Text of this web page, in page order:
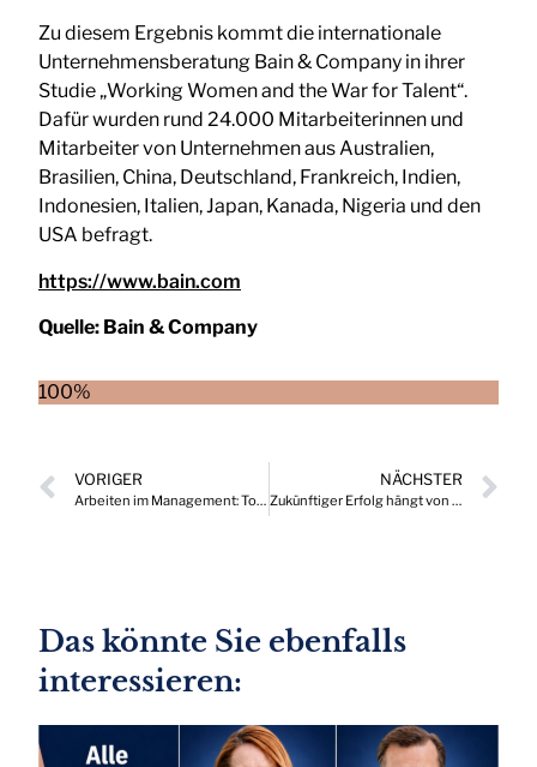
Zu diesem Ergebnis kommt die internationale
Unternehmensberatung Bain & Company in ihrer
Studie „Working Women and the War for Talent“.
Dafür wurden rund 24.000 Mitarbeiterinnen und
Mitarbeiter von Unternehmen aus Australien,
Brasilien, China, Deutschland, Frankreich, Indien,
Indonesien, Italien, Japan, Kanada, Nigeria und den
USA befragt.
https://www.bain.com
Quelle: Bain & Company
100%
VORIGER
Arbeiten im Management: Topkräfte setzen vermehrt auf Versicherungen
NÄCHSTER
Zukünftiger Erfolg hängt von Kreativität und Erfindungsreichtum, freiem Austausch und enger Zusammenarbeit ab
Das könnte Sie ebenfalls
interessieren: